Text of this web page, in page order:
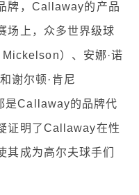
牌，Callaway的产品
场上，众多世界级球
）、安娜·诺
谢尔顿·肯尼
是Callaway的品牌代
证明了Callaway在性
其成为高尔夫球手们